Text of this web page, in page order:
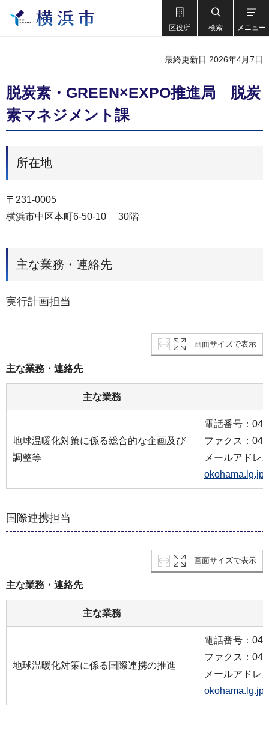
区役所 検索 メニュー
最終更新日 2026年4月7日
脱炭素・GREEN×EXPO推進局 脱炭
素マネジメント課
所在地
〒231-0005
横浜市中区本町6-50-10 30階
主な業務・連絡先
実行計画担当
画面サイズで表示
主な業務・連絡先
主な業務
地球温暖化対策に係る総合的な企画及び
調整等
電話番号：
ファクス：
メールアドレ
okohama.lg.jp
国際連携担当
画面サイズで表示
主な業務・連絡先
主な業務
地球温暖化対策に係る国際連携の推進
電話番号：
ファクス：
メールアドレ
okohama.lg.jp